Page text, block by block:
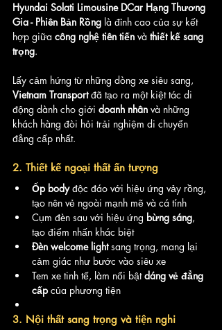
Hyundai Solati Limousine DCar Hạng Thương
Gia - Phiên Bản Rồng là đỉnh cao của sự kết
hợp giữa công nghệ tiên tiến và thiết kế sang
trọng.
Lấy cảm hứng từ những dòng xe siêu sang,
Vietnam Transport đã tạo ra một kiệt tác di
động dành cho giới doanh nhân và những
khách hàng đòi hỏi trải nghiệm di chuyển
đẳng cấp nhất.
2. Thiết kế ngoại thất ấn tượng
Ốp body độc đáo với hiệu ứng vảy rồng,
tạo nên vẻ ngoài mạnh mẽ và cá tính
Cụm đèn sau với hiệu ứng bừng sáng,
tạo điểm nhấn khác biệt
Đèn welcome light sang trọng, mang lại
cảm giác như bước vào siêu xe
Tem xe tinh tế, làm nổi bật dáng vẻ đẳng
cấp của phương tiện
3. Nội thất sang trọng và tiện nghi